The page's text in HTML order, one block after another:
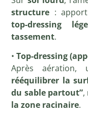
structure :
top-dressing
tassement.
•Top-dressing
Après
rééquilibrer la
du sable partout”,
la zone racinaire.